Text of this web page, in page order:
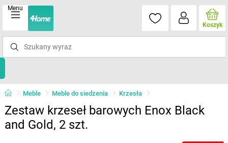
Menu
Koszyk
Meble Meble do siedzenia Krzesła
Zestaw krzeseł barowych Enox Black
and Gold, 2 szt.